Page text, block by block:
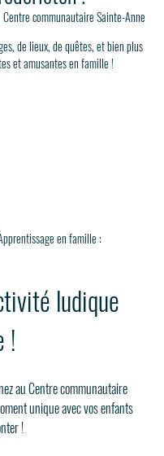
Centre communautaire Sainte-Anne
de lieux, de quêtes, et bien plus
et amusantes en famille !
en famille :
ludique
!
au Centre communautaire
unique avec vos enfants
!